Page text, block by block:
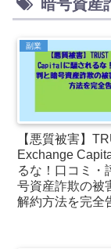
暗号資産
副業
【悪質被害】
Exchange
るな！口コミ・
号資産詐欺の被
解約方法を完全